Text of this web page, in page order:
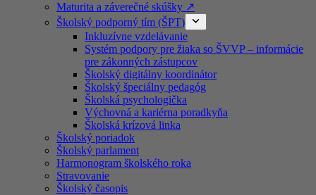
Maturita a záverečné skúšky ↗️
Školský podporný tím (ŠPT)
Inkluzívne vzdelávanie
Systém podpory pre žiaka so ŠVVP – informácie
pre zákonných zástupcov
Školský digitálny koordinátor
Školský špeciálny pedagóg
Školská psychologička
Výchovná a kariérna poradkyňa
Školská krízová linka
Školský poriadok
Školský parlament
Harmonogram školského roka
Stravovanie
Školský časopis